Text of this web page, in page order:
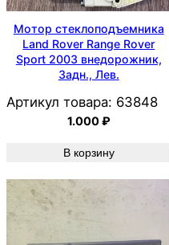
Мотор стеклоподъемника
Land Rover Range Rover
Sport 2003 внедорожник,
Задн., Лев.
Артикул товара: 63848
1.000₽
В корзину